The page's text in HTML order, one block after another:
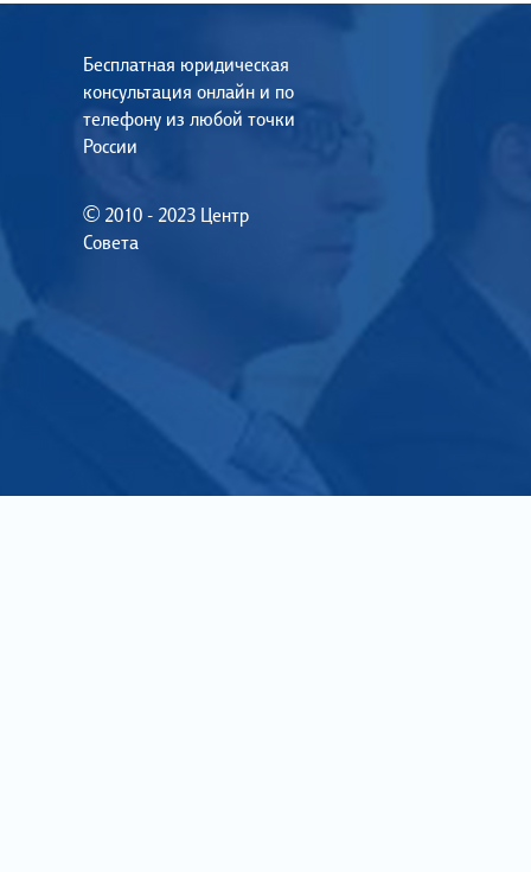
Бесплатная юридическая
консультация онлайн и по
телефону из любой точки
России
© 2010 - 2023 Центр
Совета